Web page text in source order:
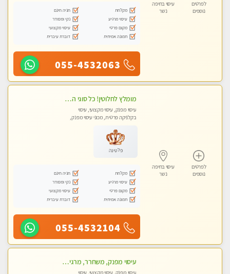
לפרטים
נוספים
עיסוי בחיפה
נשר
מקלחת
חניה חינם
עיסוי מרגיע
נקי ומסודר
מקום פרטי
עיסוי מקצועי
תמונה אמיתית
דוברת עיברית
055-4532063
לפרטים
נוספים
עיסוי בחיפה
נשר
מומלץ לחלוטין! כל סוגי העיסויים מעסה מקצועית ואיכותית פרטי!!!
עיסוי מפנק, עיסוי מקצועי, עיסוי
בקלניקה פרטית, מכוני עיסוי מפנק,
פלטינה
מקלחת
חניה חינם
עיסוי מרגיע
נקי ומסודר
מקום פרטי
עיסוי מקצועי
תמונה אמיתית
דוברת עיברית
055-4532104
עיסוי מפנק, משחרר, מרגיע, טנטרה, עיסוי שבדי מקצועי ללא שירותי מין